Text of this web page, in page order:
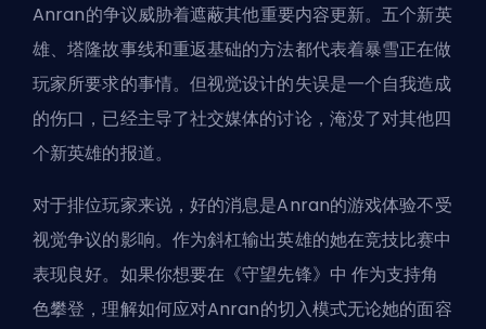
Anran的争议威胁着遮蔽其他重要内容更新。五个新英
雄、塔隆故事线和重返基础的方法都代表着暴雪正在做
玩家所要求的事情。但视觉设计的失误是一个自我造成
的伤口，已经主导了社交媒体的讨论，淹没了对其他四
个新英雄的报道。
对于排位玩家来说，好的消息是Anran的游戏体验不受
视觉争议的影响。作为斜杠输出英雄的她在竞技比赛中
表现良好。如果你想要在《守望先锋》中 作为支持角
色攀登 ，理解如何应对Anran的切入模式无论她的面容